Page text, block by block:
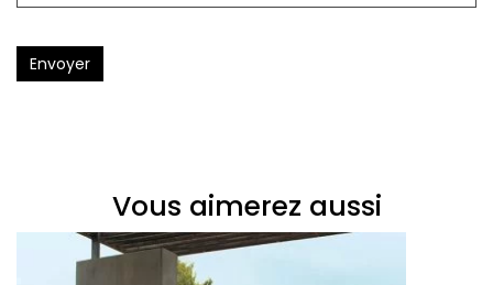
Envoyer
Vous aimerez aussi